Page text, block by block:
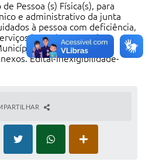
Pessoa (s) Física(s), para
e administrativo da junta
à pessoa com deficiência,
junto à Secretaria
de Buritis – MG,
Edital-Inexigibilidade-